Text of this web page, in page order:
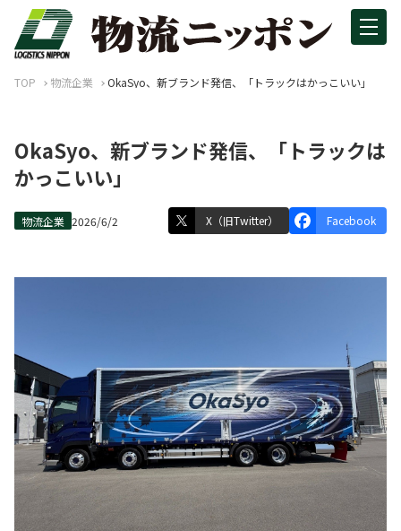
TOP 物流企業 OkaSyо、新ブランド発信、「トラックはかっこいい」
OkaSyо、新ブランド発信、「トラックは
かっこいい」
物流企業 2026/6/2 X（旧Twitter） Facebook